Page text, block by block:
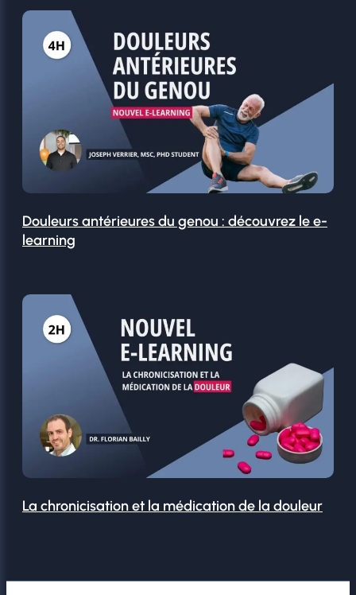
Douleurs antérieures du genou : découvrez le e-
learning
La chronicisation et la médication de la douleur